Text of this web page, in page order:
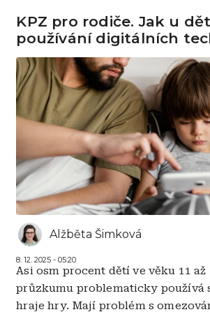
KPZ pro rodiče. Jak u
používání digitálních
Alžběta Šimková
8. 12. 2025 - 05:20
Asi osm procent dětí ve věku 11 až
průzkumu problematicky používá
hraje hry. Mají problém s